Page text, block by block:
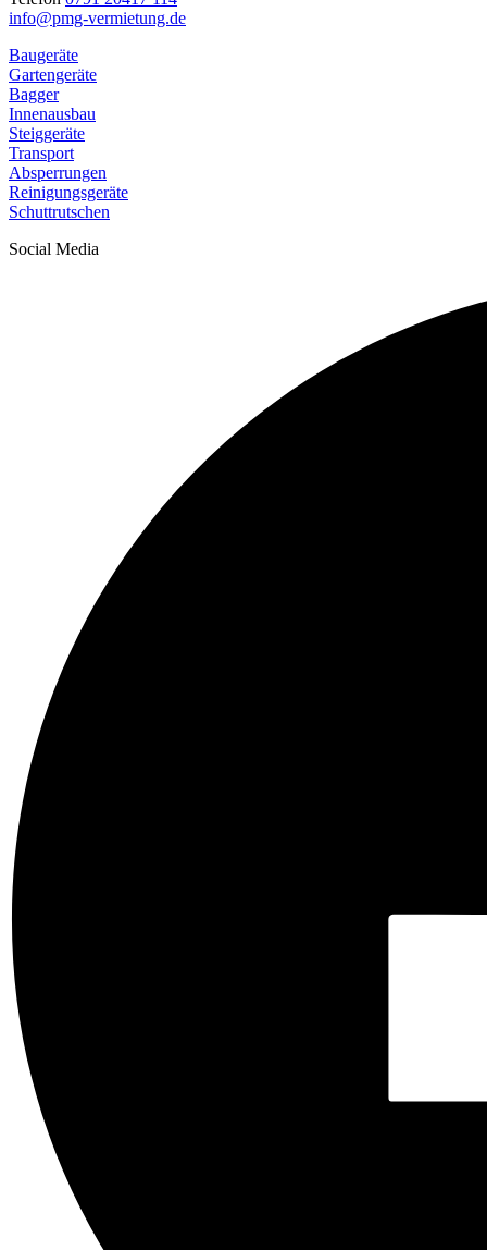
info@pmg-vermietung.de
Baugeräte
Gartengeräte
Bagger
Innenausbau
Steiggeräte
Transport
Absperrungen
Reinigungsgeräte
Schuttrutschen
Social Media